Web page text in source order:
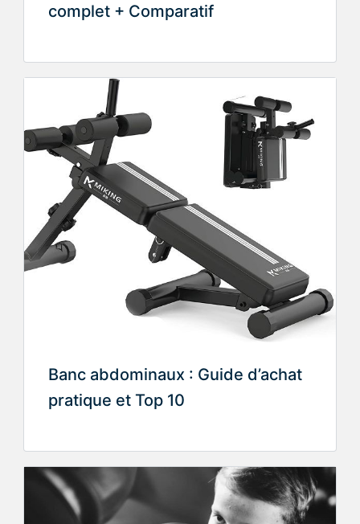
complet + Comparatif
Banc abdominaux : Guide d’achat
pratique et Top 10